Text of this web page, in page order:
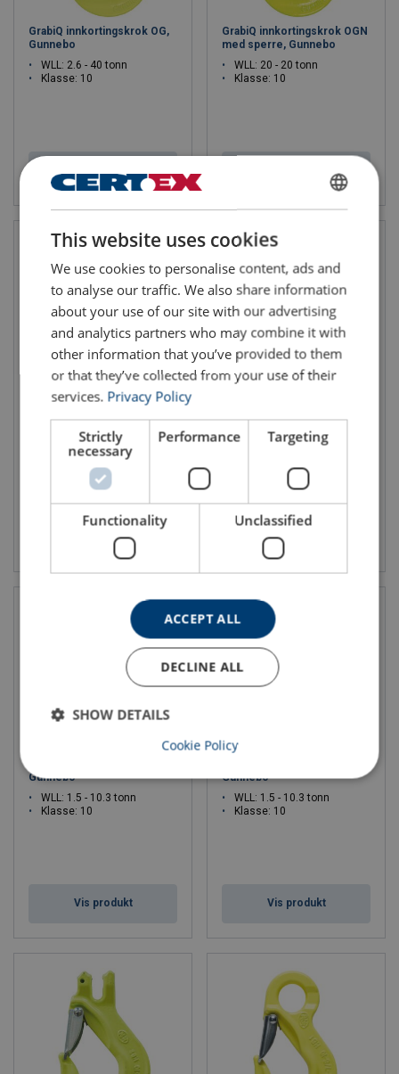
GrabiQ innkortingskrok OG,
Gunnebo
WLL: 2.6 - 40 tonn
Klasse: 10
GrabiQ innkortingskrok OGN
med sperre, Gunnebo
WLL: 20 - 20 tonn
Klasse: 10
GrabiQ sikkerhetskrok BK,
WLL: 1.5 - 27.3 tonn
Klasse: 10
Vis produkt
WLL: 1.5 - 16 tonn
Klasse: 10
Vis produkt
Gunnebo
WLL: 1.5 - 10.3 tonn
Klasse: 10
Vis produkt
Gunnebo
WLL: 1.5 - 10.3 tonn
Klasse: 10
Vis produkt
ENGLISH
ENGLISH TRANSLATION
This website uses cookies
We use cookies to personalise content, ads and
to analyse our traffic. We also share information
about your use of our site with our advertising
and analytics partners who may combine it with
other information that you’ve provided to them
or that they’ve collected from your use of their
services. Privacy Policy
Strictly
necessary
Performance Targeting
Functionality Unclassified
ACCEPT ALL
DECLINE ALL
SHOW DETAILS
Cookie Policy